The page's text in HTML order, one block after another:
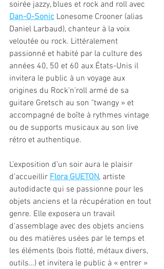
soirée jazzy, blues et rock and roll avec
Dan-O-Sonic Lonesome Crooner (alias
Daniel Larbaud), chanteur à la voix
veloutée ou rock. Littéralement
passionné et habité par la culture des
années 40, 50 et 60 aux États-Unis il
invitera le public à un voyage aux
origines du Rock’n’roll armé de sa
guitare Gretsch au son "twangy » et
accompagné de boîte à rythmes vintage
ou de supports musicaux au son live
rétro et authentique.
L’exposition d’un soir aura le plaisir
d’accueillir Flora GUETON, artiste
autodidacte qui se passionne pour les
objets anciens et la récupération en tout
genre. Elle exposera un travail
d'assemblage avec des objets anciens
ou des matières usées par le temps et
les éléments (bois flotté, métaux divers,
outils…) et invitera le public à « entrer »